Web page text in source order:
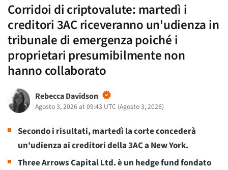
Corridoi di criptovalute: martedì i
creditori 3AC riceveranno un'udienza in
tribunale di emergenza poiché i
proprietari presumibilmente non
hanno collaborato
Rebecca Davidson
Agosto 3, 2026 at 09:43 UTC (Agosto 3, 2026)
Secondo i risultati, martedì la corte concederà
un'udienza ai creditori della 3AC a New York.
Three Arrows Capital Ltd. è un hedge fund fondato